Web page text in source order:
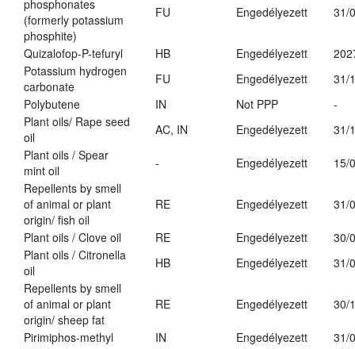
phosphonates
(formerly potassium
phosphite)
FU Engedélyezett 31/
Quizalofop-P-tefuryl HB Engedélyezett
Potassium hydrogen
carbonate
FU Engedélyezett
31/
Polybutene
IN Not PPP
-
Plant oils/ Rape seed
oil
AC, IN Engedélyezett
31/
Plant oils / Spear
mint oil
- Engedélyezett
15/
Repellents by smell
of animal or plant
origin/ fish oil
RE Engedélyezett 31/
Plant oils / Clove oil RE Engedélyezett
30/
Plant oils / Citronella
oil
HB Engedélyezett
31/
Repellents by smell
of animal or plant
origin/ sheep fat
RE Engedélyezett 30/
Pirimiphos-methyl IN Engedélyezett
31/